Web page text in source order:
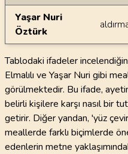
Yaşar Nuri
Öztürk
Tablodaki ifadeler
Elmalılı ve Yaşar Nuri gibi
görülmektedir. Bu ifade,
belirli kişilere karşı nasıl bir
getirir. Diğer yandan, 'yüz
meallerde farklı biçimlerde
edenlerin metne